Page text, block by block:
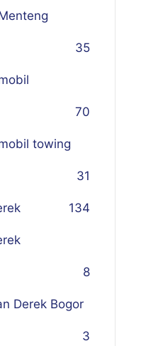
35
70
towing
31
134
8
Derek Bogor
3